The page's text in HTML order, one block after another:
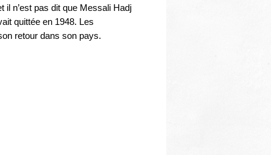
il n’est pas dit que Messali Hadj
quittée en 1948. Les
retour dans son pays.